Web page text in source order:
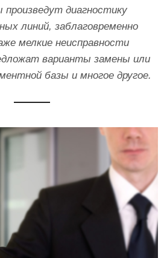
диагностику
линий, заблаговременно
мелкие неисправности
варианты замены или
базы и многое другое.